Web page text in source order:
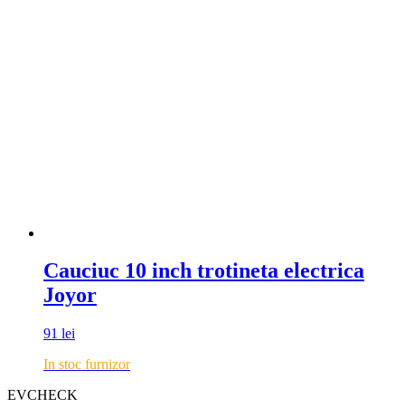
Cauciuc 10 inch trotineta electrica
Joyor
91 lei
In stoc furnizor
EVCHECK